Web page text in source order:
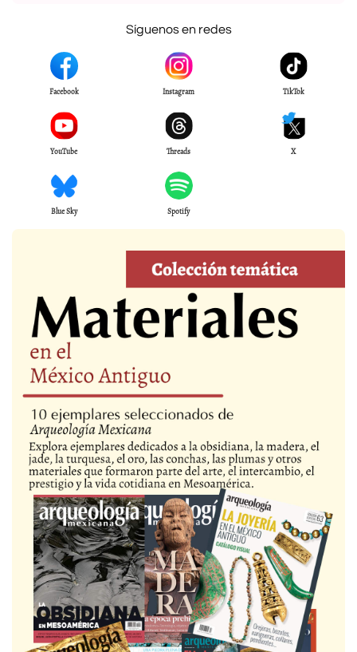
Síguenos en redes
Facebook Instagram TikTok
YouTube Threads X
Blue Sky Spotify